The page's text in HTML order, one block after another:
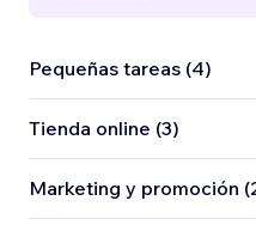
Pequeñas tareas (4)
Tienda online (3)
Marketing y promoción